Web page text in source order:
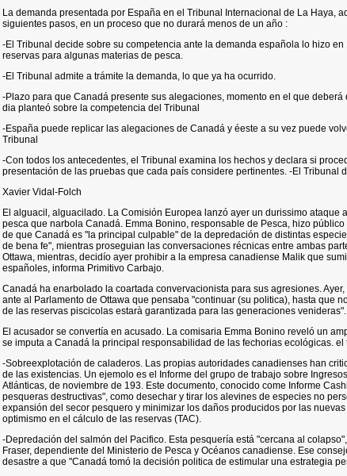
La demanda presentada por España en el Tribunal Internacional de La Haya,
siguientes pasos, en un proceso que no durará menos de un año :
-El Tribunal decide sobre su competencia ante la demanda española lo hizo
reservas para algunas materias de pesca.
-El Tribunal admite a trámite la demanda, lo que ya ha ocurrido.
-Plazo para que Canadá presente sus alegaciones, momento en el que
dia planteó sobre la competencia del Tribunal
-España puede replicar las alegaciones de Canadá y éeste a su vez puede
Tribunal
-Con todos los antecedentes, el Tribunal examina los hechos y declara si
presentación de las pruebas que cada país considere pertinentes. -El Tribunal
Xavier Vidal-Folch
El alguacil, alguacilado. La Comisión Europea lanzó ayer un durissimo ataque
pesca que narbola Canadá. Emma Bonino, responsable de Pesca, hizo
de que Canadá es "la principal culpable" de la depredación de distintas
de bena fe", mientras proseguian las conversaciones récnicas entre ambas
Ottawa, mientras, decidío ayer prohibir a la empresa canadiense Malik que
españoles, informa Primitivo Carbajo.
Canadá ha enarbolado la coartada convervacionista para sus agresiones.
ante al Parlamento de Ottawa que pensaba "continuar (su politica), hasta que
de las reservas piscicolas estarà garantizada para las generaciones venideras".
El acusador se convertía en acusado. La comisaria Emma Bonino reveló un
se imputa a Canadá la principal responsabilidad de las fechorias ecológicas.
-Sobreexplotación de caladeros. Las propias autoridades canadienses han
de las existencias. Un ejemolo es el Informe del grupo de trabajo sobre
Atlánticas, de noviembre de 193. Este documento, conocido come Informe
pesqueras destructivas", como desechar y tirar los alevines de especies no
expansión del secor pesquero y minimizar los daños producidos por las
optimismo en el cálculo de las reservas (TAC).
-Depredación del salmón del Pacifico. Esta pesquería está "cercana al
Fraser, dependiente del Ministerio de Pesca y Océanos canadiense. Ese
desastre a que "Canadá tomó la decisión politica de estimular una estrategia